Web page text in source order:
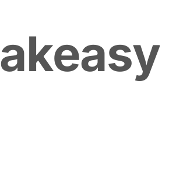
akeasy